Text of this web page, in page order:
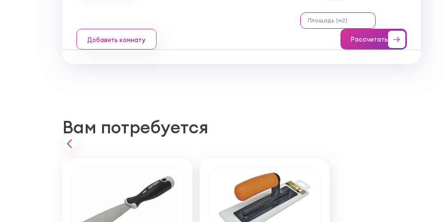
базы приводит к образованию пятен и отслоению покрытия от стены.
Нанесение допускается при температуре воздуха и рабочей поверхности от +10 °C
до +30 °C при относительной влажности до 65%. Наличие сквозняков, попадание
Перед стартом работ массу перемешивают ручным инструментом или строительным
миксером. Скорость вращения насадки ограничивается 300 оборотами в минуту:
превышение этого показателя насыщает смесь кислородом, что вызывает появление
микрократеров на готовой стене. Лопасть миксера должна поднимать осевшие на
оставляют на пять минут для выхода пузырьков воздуха. При наличии нескольких
упаковок одного цвета их содержимое сливают в строительную емкость для
Разбавление
Декоративная база поставляется в готовом виде. Технический регламент допускает
Добавить комнату Рассчитать
Вам потребуется